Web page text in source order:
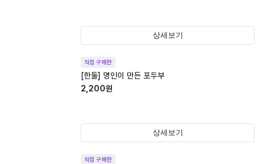
상세보기
직접 구매한
[한둘] 명인이 만든 포두부
2,200원
상세보기
직접 구매한